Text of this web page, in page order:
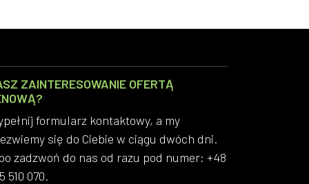
ZAINTERESOWANIE OFERTĄ
formularz kontaktowy, a my
się do Ciebie w ciągu dwóch dni.
zadzwoń do nas od razu pod numer: +48
510 070.